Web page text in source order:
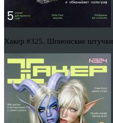
Хакер #325. Шпионские штучки